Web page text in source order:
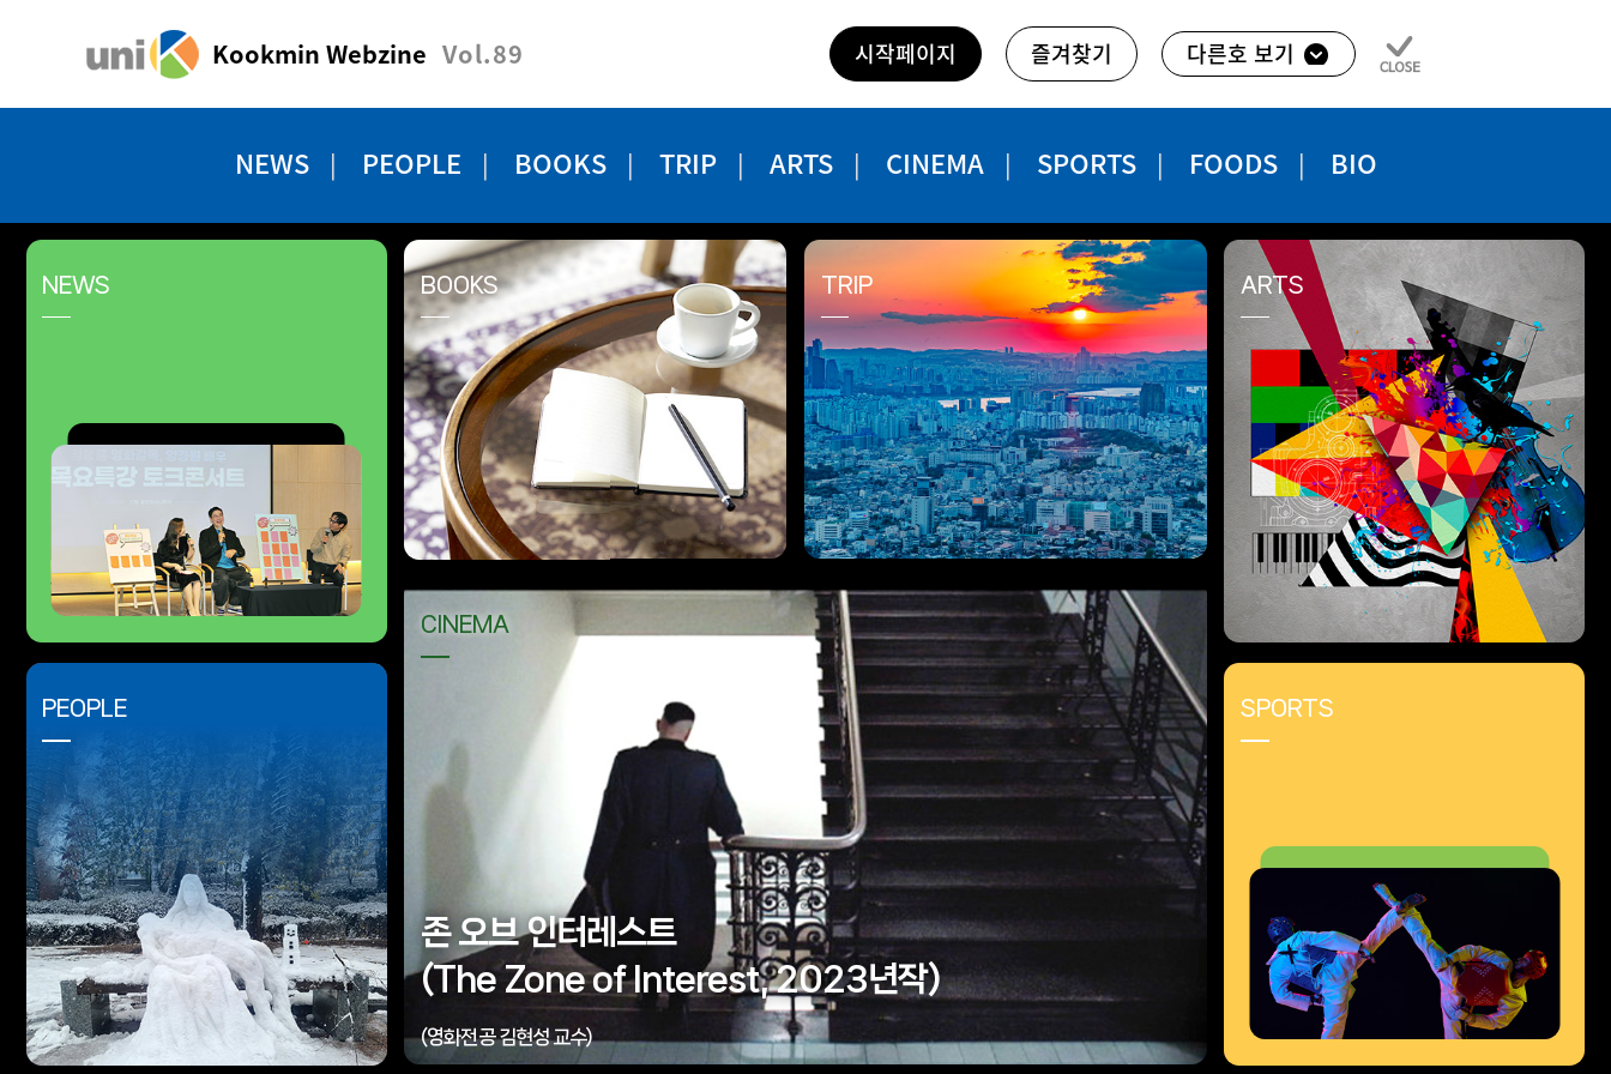
Kookmin Webzine Vol.89 시작페이지 즐겨찾기 다른호 보기
NEWS PEOPLE BOOKS TRIP ARTS CINEMA SPORTS FOODS BIO
NEWS BOOKS TRIP ARTS
PEOPLE
CINEMA
존 오브 인터레스트
(The Zone of Interest, 2023년작)
(영화전공 김현성 교수)
SPORTS